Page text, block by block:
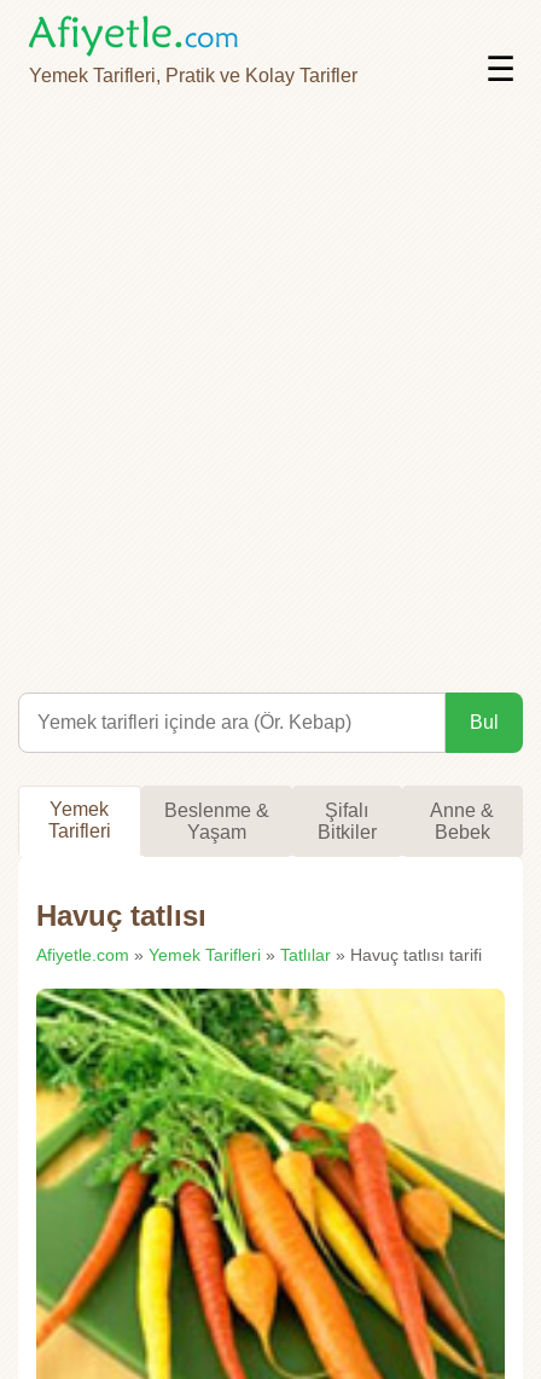
Yemek Tarifleri, Pratik ve Kolay Tarifler ☰
Bul
Yemek
Tarifleri
Beslenme &
Yaşam
Şifalı
Bitkiler
Anne &
Bebek
Havuç tatlısı
Afiyetle.com » Yemek Tarifleri » Tatlılar » Havuç tatlısı tarifi